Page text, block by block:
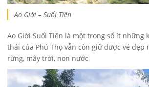
Ao Giời – Suối Tiên
Ao Giời Suối Tiên là một trong số ít những
thái của Phú Thọ vẫn còn giữ được vẻ đẹp
rừng, mây trời, non nước